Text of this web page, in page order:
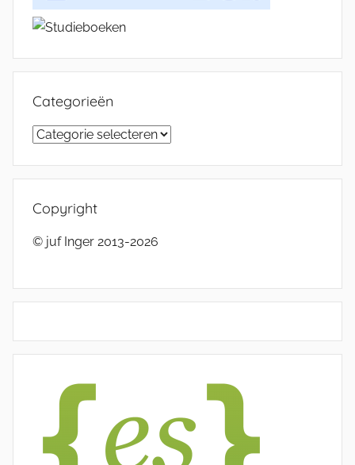
Categorieën
Categorieën
Copyright
© juf Inger 2013-2026